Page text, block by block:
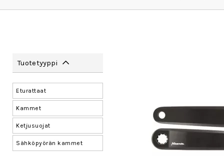
Tuotetyyppi
Eturattaat
Kammet
Ketjusuojat
Sähköpyörän kammet